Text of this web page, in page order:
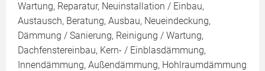
Wartung, Reparatur, Neuinstallation / Einbau,
Austausch, Beratung, Ausbau, Neueindeckung,
Dämmung / Sanierung, Reinigung / Wartung,
Dachfenstereinbau, Kern- / Einblasdämmung,
Innendämmung, Außendämmung, Hohlraumdämmung